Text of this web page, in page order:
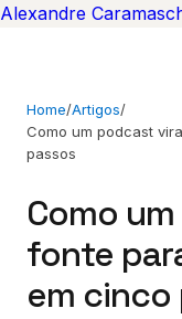
Alexandre
Home/Artigos/
Como um podcast
passos
Como
fonte
em cinco